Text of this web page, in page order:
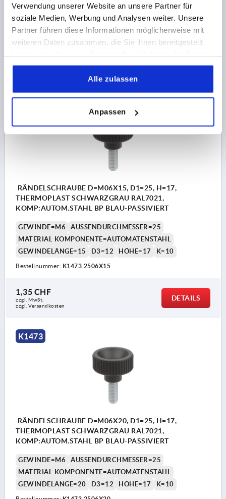
Verwendung unserer Website an unsere Partner für
soziale Medien, Werbung und Analysen weiter. Unsere
Partner führen diese Informationen möglicherweise mit
weiteren Daten zusammen, die Sie ihnen bereitgestellt
gesammelt haben.
Alle zulassen
Anpassen
MATERIAL KOMPONENTE=AUTOMATENSTAHL
GEWINDELÄNGE=10
D3=12 HÖHE=17 K=10
Bestellnummer: K1473.2506X10
zzgl. MwSt.
DETAILS
RÄNDELSCHRAUBE D=M06X15, D1=25, H=17,
THERMOPLAST SCHWARZGRAU RAL7021,
KOMP:AUTOM.STAHL BP BLAU-PASSIVIERT
GEWINDE=M6
AUSSENDURCHMESSER=25
MATERIAL KOMPONENTE=AUTOMATENSTAHL
GEWINDELÄNGE=15
D3=12 HÖHE=17 K=10
Bestellnummer: K1473.2506X15
1,35 CHF
zzgl. MwSt.
zzgl. Versandkosten
DETAILS
K1473
RÄNDELSCHRAUBE D=M06X20, D1=25, H=17,
THERMOPLAST SCHWARZGRAU RAL7021,
KOMP:AUTOM.STAHL BP BLAU-PASSIVIERT
GEWINDE=M6
AUSSENDURCHMESSER=25
MATERIAL KOMPONENTE=AUTOMATENSTAHL
GEWINDELÄNGE=20
D3=12 HÖHE=17 K=10